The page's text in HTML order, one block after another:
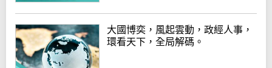
大國博奕，風起雲動，政經人事，
環看天下，全局解碼。